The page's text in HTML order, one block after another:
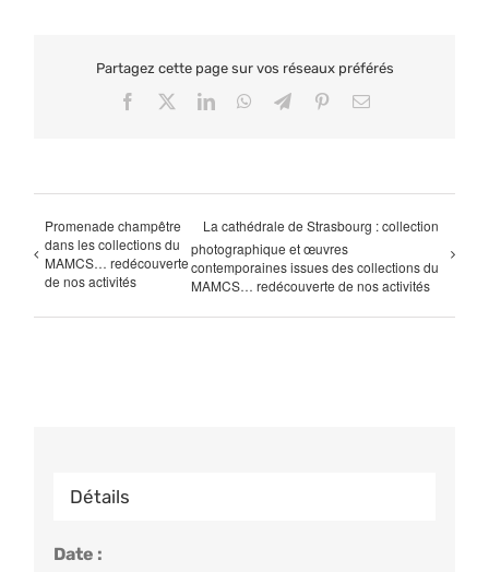
Partagez cette page sur vos réseaux préférés
Facebook LinkedInWhatsApp
TelegramPinterestEmail
Promenade champêtre
dans les collections du
MAMCS… redécouverte
de nos activités
La cathédrale de Strasbourg : collection
photographique et œuvres
contemporaines issues des collections du
MAMCS… redécouverte de nos activités
Détails
Date :